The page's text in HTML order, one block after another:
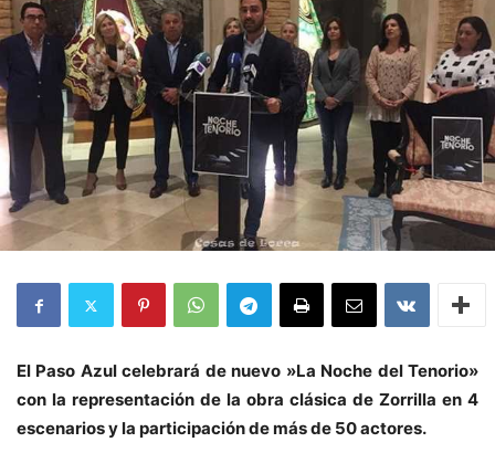
El Paso Azul celebrará de nuevo »La Noche del Tenorio»
con la representación de la obra clásica de Zorrilla en 4
escenarios y la participación de más de 50 actores.